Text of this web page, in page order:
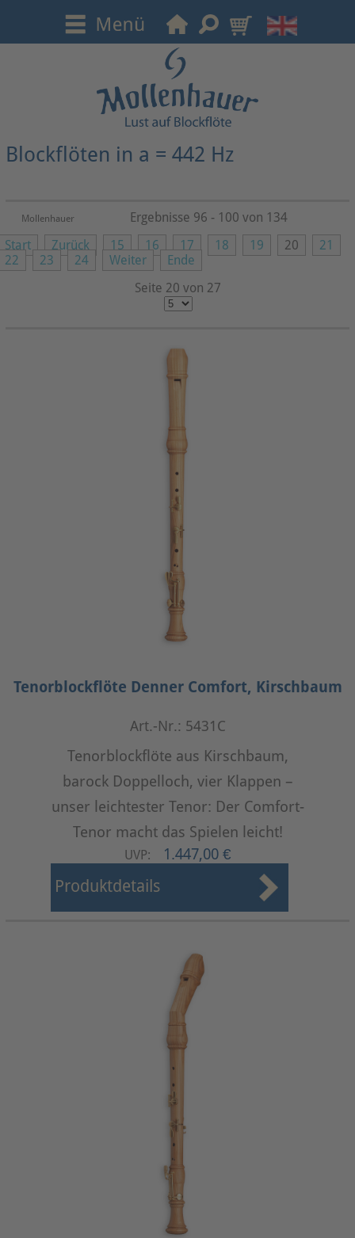
Blockflöten in a = 442 Hz
Mollenhauer
Start Zurück 15 16 17 18 19 20
21
22
23 24 Weiter
Ende
Seite 20 von 27
Ergebnisse 96 - 100 von 134
Tenorblockflöte Denner Comfort, Kirschbaum
Art.-Nr.: 5431C
Tenorblockflöte aus Kirschbaum,
barock Doppelloch, vier Klappen –
unser leichtester Tenor: Der Comfort-
Tenor macht das Spielen leicht!
UVP: 1.447,00 €
Produktdetails